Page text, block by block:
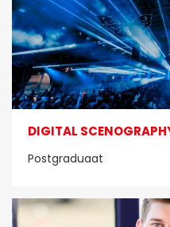
DIGITAL
Postgraduaat